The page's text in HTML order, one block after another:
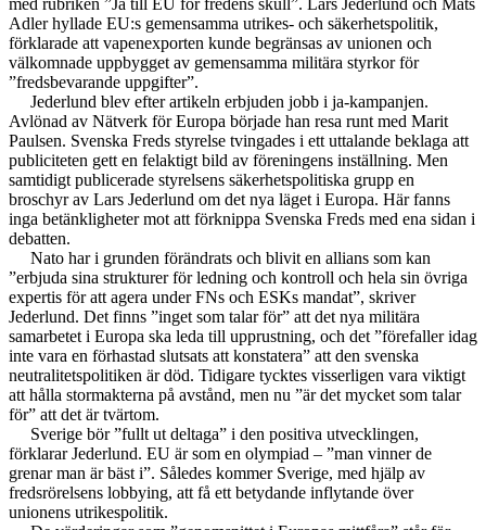
med rubriken ”Ja till EU för fredens skull”. Lars Jederlund och Mats
Adler hyllade EU:s gemensamma utrikes- och säkerhetspolitik,
förklarade att vapenexporten kunde begränsas av unionen och
välkomnade uppbygget av gemensamma militära styrkor för
”fredsbevarande uppgifter”.
Jederlund blev efter artikeln erbjuden jobb i ja-kampanjen.
Avlönad av Nätverk för Europa började han resa runt med Marit
Paulsen. Svenska Freds styrelse tvingades i ett uttalande beklaga att
publiciteten gett en felaktigt bild av föreningens inställning. Men
samtidigt publicerade styrelsens säkerhetspolitiska grupp en
broschyr av Lars Jederlund om det nya läget i Europa. Här fanns
inga betänkligheter mot att förknippa Svenska Freds med ena sidan i
debatten.
Nato har i grunden förändrats och blivit en allians som kan
”erbjuda sina strukturer för ledning och kontroll och hela sin övriga
expertis för att agera under FNs och ESKs mandat”, skriver
Jederlund. Det finns ”inget som talar för” att det nya militära
samarbetet i Europa ska leda till upprustning, och det ”förefaller idag
inte vara en förhastad slutsats att konstatera” att den svenska
neutralitetspolitiken är död. Tidigare tycktes visserligen vara viktigt
att hålla stormakterna på avstånd, men nu ”är det mycket som talar
för” att det är tvärtom.
Sverige bör ”fullt ut deltaga” i den positiva utvecklingen,
förklarar Jederlund. EU är som en olympiad – ”man vinner de
grenar man är bäst i”. Således kommer Sverige, med hjälp av
fredsrörelsens lobbying, att få ett betydande inflytande över
unionens utrikespolitik.